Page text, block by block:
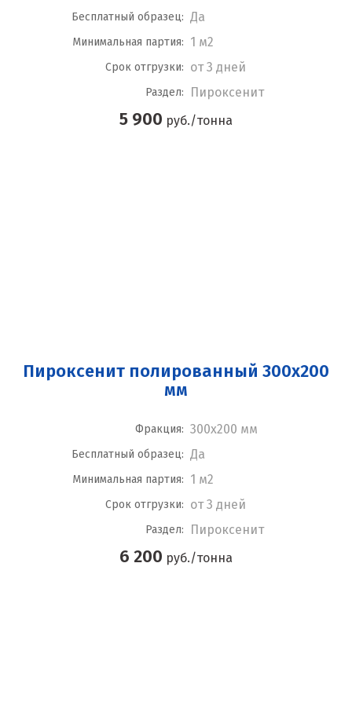
Бесплатный образец: Да
Минимальная партия: 1 м2
Срок отгрузки: от 3 дней
Раздел: Пироксенит
5 900 руб./тонна
Пироксенит полированный 300x200
мм
Фракция: 300x200 мм
Бесплатный образец: Да
Минимальная партия: 1 м2
Срок отгрузки: от 3 дней
Раздел: Пироксенит
6 200 руб./тонна